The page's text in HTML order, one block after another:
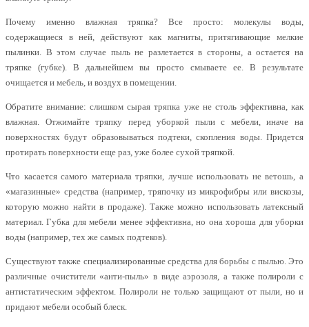
Почему именно влажная тряпка? Все просто: молекулы воды,
содержащиеся в ней, действуют как магниты, притягивающие мелкие
пылинки. В этом случае пыль не разлетается в стороны, а остается на
тряпке (губке). В дальнейшем вы просто смываете ее. В результате
очищается и мебель, и воздух в помещении.
Обратите внимание: слишком сырая тряпка уже не столь эффективна, как
влажная. Отжимайте тряпку перед уборкой пыли с мебели, иначе на
поверхностях будут образовываться подтеки, скопления воды. Придется
протирать поверхности еще раз, уже более сухой тряпкой.
Что касается самого материала тряпки, лучше использовать не ветошь, а
«магазинные» средства (например, тряпочку из микрофибры или вискозы,
которую можно найти в продаже). Также можно использовать латексный
материал. Губка для мебели менее эффективна, но она хороша для уборки
воды (например, тех же самых подтеков).
Существуют также специализированные средства для борьбы с пылью. Это
различные очистители «анти-пыль» в виде аэрозоля, а также полироли с
антистатическим эффектом. Полироли не только защищают от пыли, но и
придают мебели особый блеск.